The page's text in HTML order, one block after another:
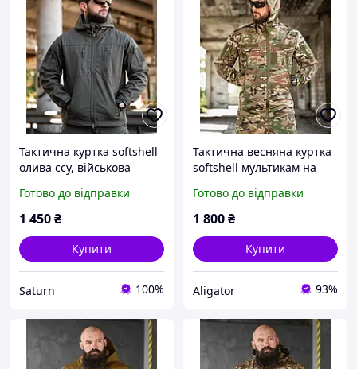
Тактична куртка softshell
олива ссу, військова
куртка весняна на флісі
олива ссу
Готово до відправки
1 450₴
Купити
Saturn 100%
Тактична весняна куртка
softshell мультикам на
софтшел multicam не
промокає ссу _M1_fd915
Готово до відправки
1 800₴
Купити
Aligator 93%